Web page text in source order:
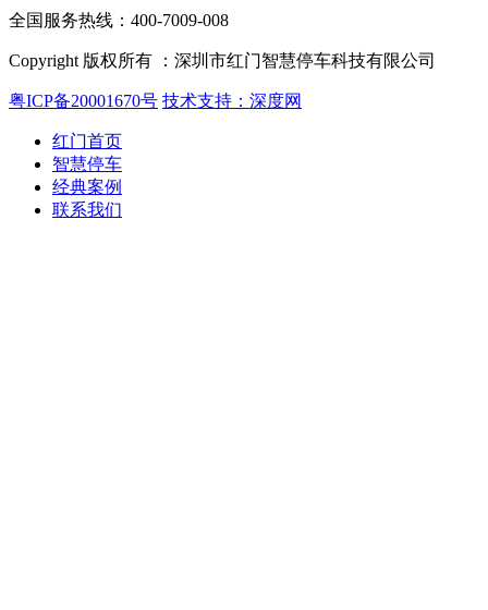
全国服务热线：400-7009-008
Copyright 版权所有 ：深圳市红门智慧停车科技有限公司
粤ICP备20001670号 技术支持：深度网
红门首页
智慧停车
经典案例
联系我们